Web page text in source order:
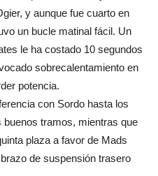
y aunque fue cuarto en
un bucle matinal fácil. Un
le ha costado 10 segundos
sobrecalentamiento en
potencia.
con Sordo hasta los
tramos, mientras que
plaza a favor de Mads
de suspensión trasero